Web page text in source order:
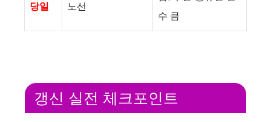
당일
노선
수 큼
갱신 실전 체크포인트